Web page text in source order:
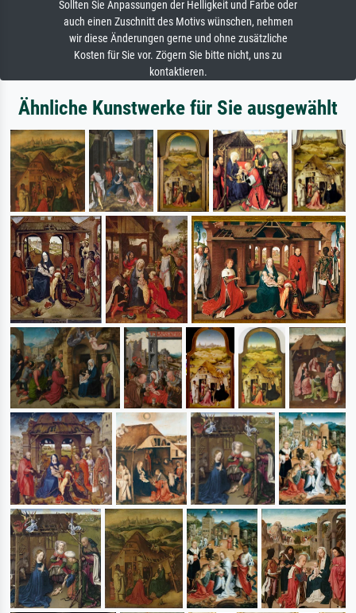
Sollten Sie Anpassungen der Helligkeit und Farbe oder
auch einen Zuschnitt des Motivs wünschen, nehmen
wir diese Änderungen gerne und ohne zusätzliche
Kosten für Sie vor. Zögern Sie bitte nicht, uns zu
kontaktieren.
Ähnliche Kunstwerke für Sie ausgewählt